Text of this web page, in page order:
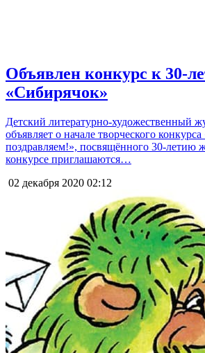
Объявлен конкурс к 30-
«Сибирячок»
Детский литературно-художественный
объявляет о начале творческого
поздравляем!», посвящённого 30-летию
конкурсе приглашаются…
02 декабря 2020 02:12